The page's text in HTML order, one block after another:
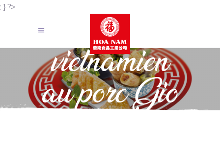
; } ?> Pâté
vietnamien
au porc Gio
So 1